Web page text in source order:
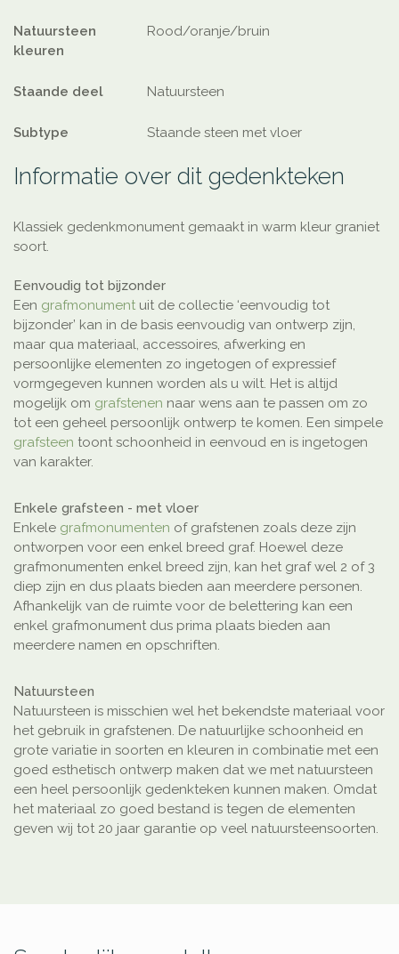
Natuursteen
kleuren
Rood/oranje/bruin
Staande deel Natuursteen
Subtype Staande steen met vloer
Informatie over dit gedenkteken
Klassiek gedenkmonument gemaakt in warm kleur graniet
soort.
Eenvoudig tot bijzonder
Een grafmonument uit de collectie ‘eenvoudig tot
bijzonder’ kan in de basis eenvoudig van ontwerp zijn,
maar qua materiaal, accessoires, afwerking en
persoonlijke elementen zo ingetogen of expressief
vormgegeven kunnen worden als u wilt. Het is altijd
mogelijk om grafstenen naar wens aan te passen om zo
tot een geheel persoonlijk ontwerp te komen. Een simpele
grafsteen toont schoonheid in eenvoud en is ingetogen
van karakter.
Enkele grafsteen - met vloer
Enkele grafmonumenten of grafstenen zoals deze zijn
ontworpen voor een enkel breed graf. Hoewel deze
grafmonumenten enkel breed zijn, kan het graf wel 2 of 3
diep zijn en dus plaats bieden aan meerdere personen.
Afhankelijk van de ruimte voor de belettering kan een
enkel grafmonument dus prima plaats bieden aan
meerdere namen en opschriften.
Natuursteen
Natuursteen is misschien wel het bekendste materiaal voor
het gebruik in grafstenen. De natuurlijke schoonheid en
grote variatie in soorten en kleuren in combinatie met een
goed esthetisch ontwerp maken dat we met natuursteen
een heel persoonlijk gedenkteken kunnen maken. Omdat
het materiaal zo goed bestand is tegen de elementen
geven wij tot 20 jaar garantie op veel natuursteensoorten.